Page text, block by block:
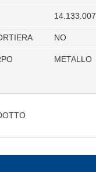
14.133.007
NO
METALLO